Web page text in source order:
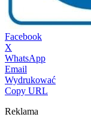
Facebook
X
WhatsApp
Email
Wydrukować
Copy URL
Reklama